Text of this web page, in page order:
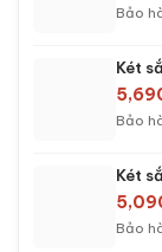
Bảo
Két
Bảo
Két
Bảo